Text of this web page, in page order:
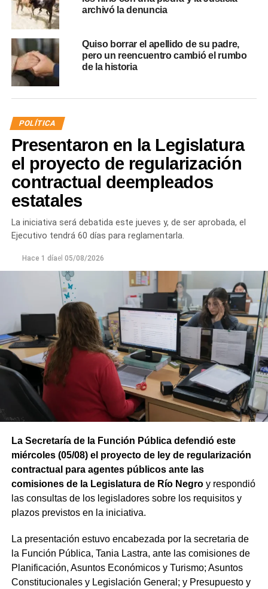
archivó la denuncia
Quiso borrar el apellido de su padre,
pero un reencuentro cambió el rumbo
de la historia
POLÍTICA
Presentaron en la Legislatura
el proyecto de regularización
contractual deempleados
estatales
La iniciativa será debatida este jueves y, de ser aprobada, el
Ejecutivo tendrá 60 días para reglamentarla.
Hace 1 díael 05/08/2026
La Secretaría de la Función Pública defendió este
miércoles (05/08) el proyecto de ley de regularización
contractual para agentes públicos ante las
comisiones de la Legislatura de Río Negroy respondió
las consultas de los legisladores sobre los requisitos y
plazos previstos en la iniciativa.
La presentación estuvo encabezada por la secretaria de
la Función Pública, Tania Lastra, ante las comisiones de
Planificación, Asuntos Económicos y Turismo; Asuntos
Constitucionales y Legislación General; y Presupuesto y